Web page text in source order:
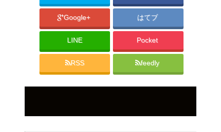
Google+ はてブ
LINE Pocket
RSS feedly